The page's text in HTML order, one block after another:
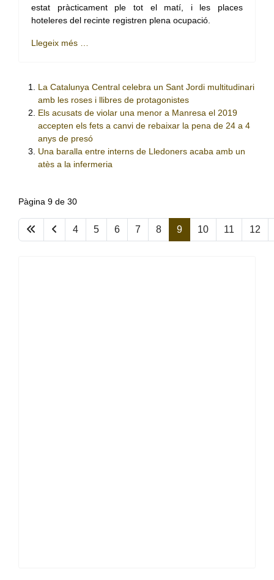
estat pràcticament ple tot el matí, i les places
hoteleres del recinte registren plena ocupació.
Llegeix més …
La Catalunya Central celebra un Sant Jordi multitudinari
amb les roses i llibres de protagonistes
Els acusats de violar una menor a Manresa el 2019
accepten els fets a canvi de rebaixar la pena de 24 a 4
anys de presó
Una baralla entre interns de Lledoners acaba amb un
atès a la infermeria
Pàgina 9 de 30
4 5 6 7 8 9 10 11 12